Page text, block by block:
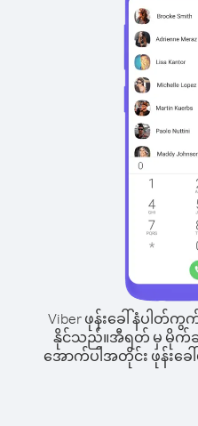
Viber ဖုန်းခေါ်နံပါတ်ကွ
နိုင်သည်။အီရတ် မှ မိုက်ခ
အောက်ပါအတိုင်း ဖုန်းခေါ်